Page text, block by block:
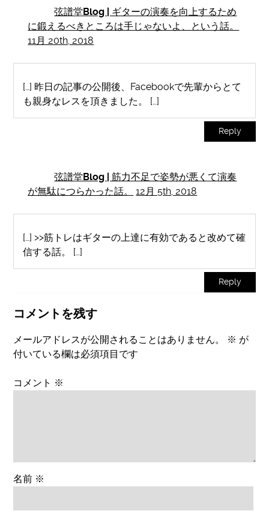
弦譜堂Blog | ギターの演奏を向上するため
に鍛えるべきところは手じゃないよ、という話。
11月 20th, 2018
[…] 昨日の記事の公開後、Facebookで先輩からとて
も親身なレスを頂きました。 […]
Reply
弦譜堂Blog | 筋力不足で姿勢が悪くて演奏
が無駄につらかった話。
12月 5th, 2018
[…] >>筋トレはギターの上達に有効であると改めて確
信する話。 […]
Reply
コメントを残す
メールアドレスが公開されることはありません。 ※ が
付いている欄は必須項目です
コメント ※
名前 ※